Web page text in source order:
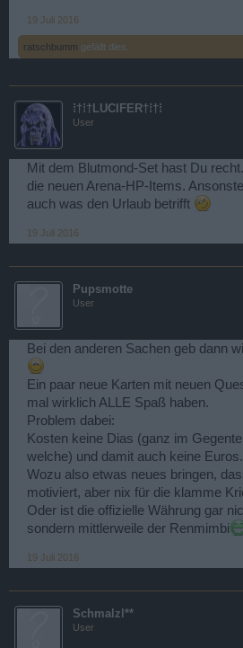
19 Juli 2016
ratschbumm gefällt dies.
⁞†⁞†LUCIFER†⁞†⁞
User
Mit dem Blutmond-Set hast Du
die neuen Arena-HP-Items.
auch was den Urlaub betrifft
19 Juli 2016
Pupsmotte
User
Bei den anderen Sachen geb dann
Ein paar neue Karten mit neuen
mal wirklich ALLE Spaß haben.
Problem dabei:
Kosten keine Dias (ganz im
welche) und damit auch keine Euros.
Wozu also etwas neues bringen,
motiviert, aber nix für die klamme
Oder ist die offizielle Währung gar
sondern mittlerweile der Renmimbi
19 Juli 2016
Schmalzl**
User